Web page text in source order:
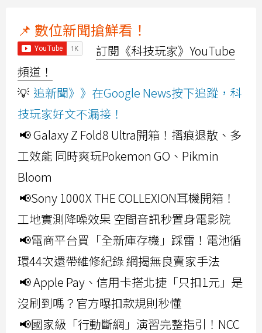
📌 數位新聞搶鮮看！
訂閱《科技玩家》YouTube
頻道！
💡 追新聞》》在Google News按下追蹤，科
技玩家好文不漏接！
📢 Galaxy Z Fold8 Ultra開箱！摺痕退散、多
工效能 同時爽玩Pokemon GO、Pikmin
Bloom
📢Sony 1000X THE COLLEXION耳機開箱！
工地實測降噪效果 空間音訊秒置身電影院
📢電商平台買「全新庫存機」踩雷！電池循
環44次還帶維修紀錄 網揭無良賣家手法
📢 Apple Pay、信用卡搭北捷「只扣1元」是
沒刷到嗎？官方曝扣款規則秒懂
📢國家級「行動斷網」演習完整指引！NCC